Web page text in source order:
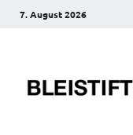
7. August 2026